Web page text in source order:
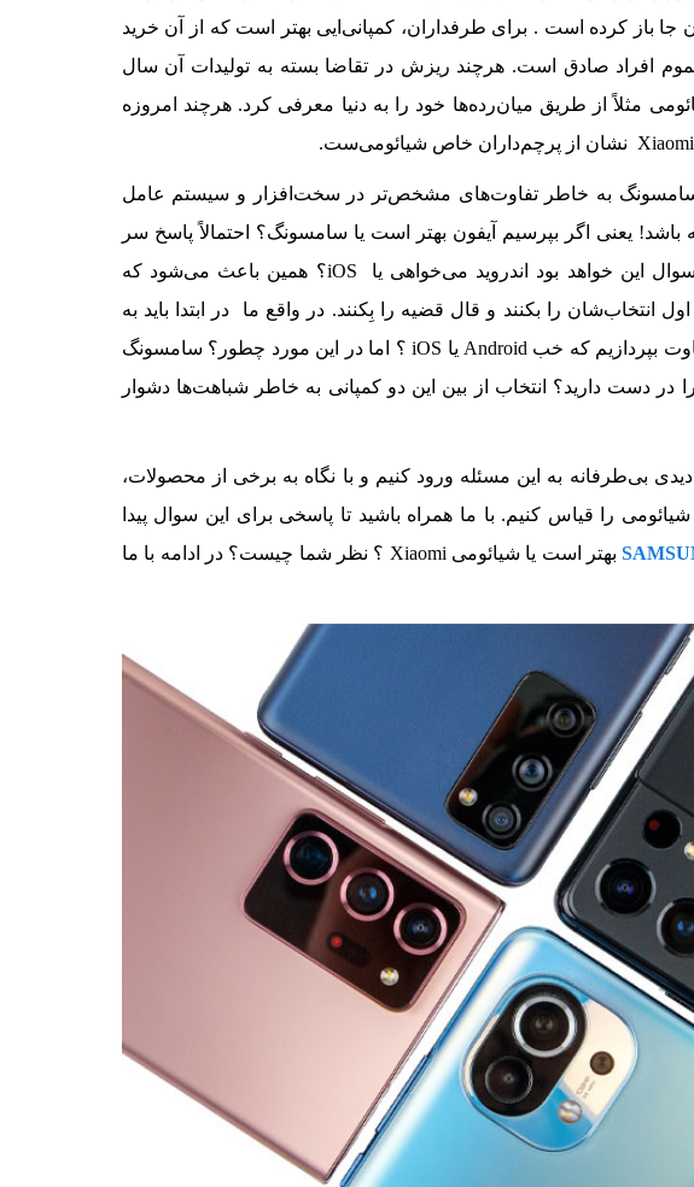
جا باز کرده است . برای طرفداران، کمپانی‌ایی بهتر است که از آن خرید
افراد صادق است. هرچند ریزش در تقاضا بسته به تولیدات آن سال
مثلاً از طریق میان‌رده‌ها خود را به دنیا معرفی کرد. هرچند امروزه
سامسونگ به خاطر تفاوت‌های مشخص‌تر در سخت‌افزار و سیستم‌ عامل
باشد! یعنی اگر بپرسیم آیفون بهتر است یا سامسونگ؟ احتمالاً پاسخ سر
راست‌تر است. خب اولین سوال این خواهد بود اندروید می‌خواهی یا iOS؟ همین باعث می‌شود که
انتخاب‌شان را بکنند و قال قضیه را بِکنند. در واقع ما در ابتدا باید به
تحلیل دو سیستم‌ عامل متفاوت بپردازیم که خب Android یا iOS ؟ اما در این مورد چطور؟ سامسونگ
در دست دارید؟‌ انتخاب از بین این دو کمپانی به خاطر شباهت‌ها دشوار
بی‌طرفانه به این مسئله ورود کنیم و با نگاه به برخی از محصولات،
را قیاس کنیم. با ما همراه باشید تا پاسخی برای این سوال پیدا
بهتر است یا شیائومی Xiaomi ؟ نظر شما چیست؟ در ادامه با ما